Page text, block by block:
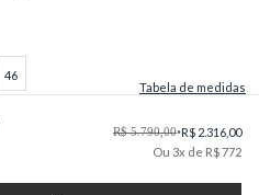
46
Tabela de medidas
R$ 5.790,00•R$ 2.316,00
Ou 3x de R$ 772